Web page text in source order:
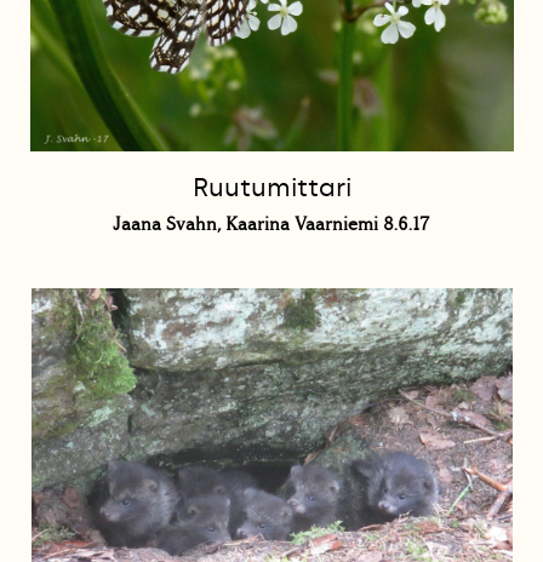
Ruutumittari
Jaana Svahn, Kaarina Vaarniemi 8.6.17